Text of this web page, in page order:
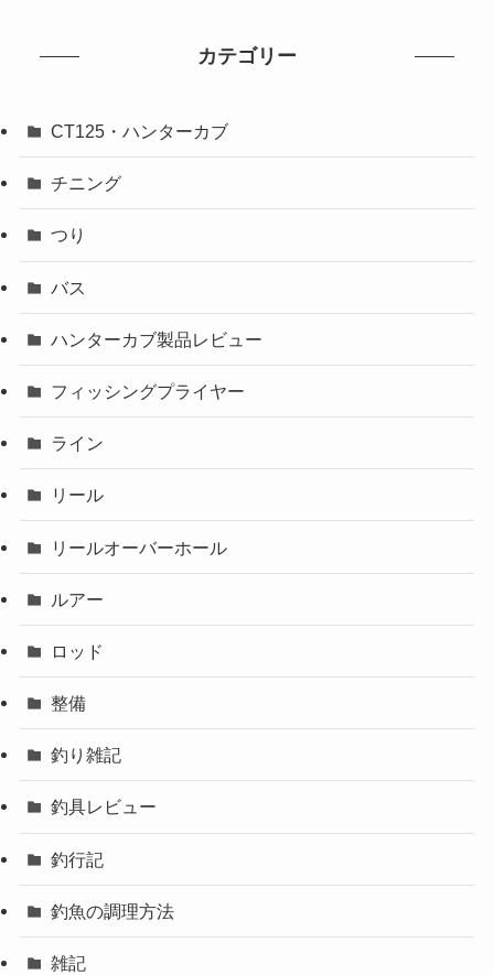
カテゴリー
CT125・ハンターカブ
チニング
つり
バス
ハンターカブ製品レビュー
フィッシングプライヤー
ライン
リール
リールオーバーホール
ルアー
ロッド
整備
釣り雑記
釣具レビュー
釣行記
釣魚の調理方法
雑記